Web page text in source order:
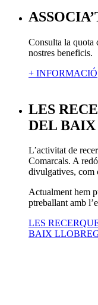
Consulta la quota
nostres beneficis.
+ INFORMACIÓ
LES
DEL
L’activitat de
Comarcals. A
divulgatives, com
Actualment hem
ptreballant amb
LES
BAIX